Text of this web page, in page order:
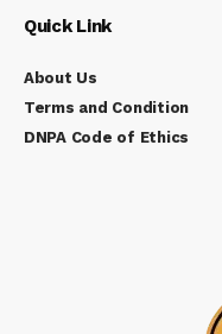
Quick Link
About Us
Terms and Condition
DNPA Code of Ethics